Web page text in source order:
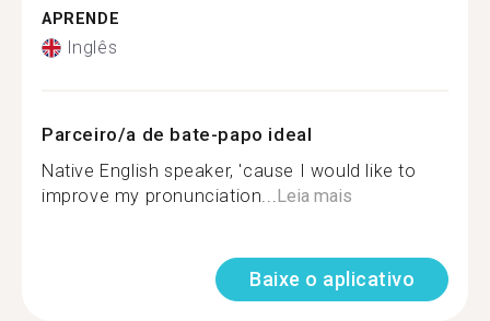
APRENDE
Inglês
Parceiro/a de bate-papo ideal
Native English speaker, 'cause I would like to
improve my pronunciation...Leia mais
Baixe o aplicativo